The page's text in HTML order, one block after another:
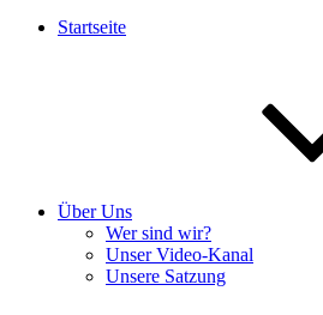
Startseite
Über Uns
Wer sind wir?
Unser Video-Kanal
Unsere Satzung